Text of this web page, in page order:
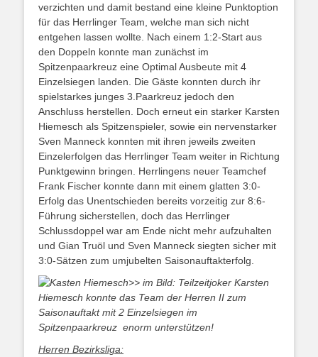
verzichten und damit bestand eine kleine Punktoption
für das Herrlinger Team, welche man sich nicht
entgehen lassen wollte. Nach einem 1:2-Start aus
den Doppeln konnte man zunächst im
Spitzenpaarkreuz eine Optimal Ausbeute mit 4
Einzelsiegen landen. Die Gäste konnten durch ihr
spielstarkes junges 3.Paarkreuz jedoch den
Anschluss herstellen. Doch erneut ein starker Karsten
Hiemesch als Spitzenspieler, sowie ein nervenstarker
Sven Manneck konnten mit ihren jeweils zweiten
Einzelerfolgen das Herrlinger Team weiter in Richtung
Punktgewinn bringen. Herrlingens neuer Teamchef
Frank Fischer konnte dann mit einem glatten 3:0-
Erfolg das Unentschieden bereits vorzeitig zur 8:6-
Führung sicherstellen, doch das Herrlinger
Schlussdoppel war am Ende nicht mehr aufzuhalten
und Gian Truöl und Sven Manneck siegten sicher mit
3:0-Sätzen zum umjubelten Saisonauftakterfolg.
>> im Bild: Teilzeitjoker Karsten
Hiemesch konnte das Team der Herren II zum
Saisonauftakt mit 2 Einzelsiegen im
Spitzenpaarkreuz enorm unterstützen!
Herren Bezirksliga: